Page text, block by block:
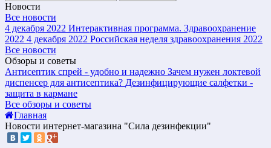
Новости
Все новости
4 декабря 2022 Интерактивная программа. Здравоохранение
2022 4 декабря 2022 Российская неделя здравоохранения 2022
Все новости
Обзоры и советы
Антисептик спрей - удобно и надежно Зачем нужен локтевой
диспенсер для антисептика? Дезинфицирующие салфетки -
защита в кармане
Все обзоры и советы
Главная
Новости интернет-магазина "Сила дезинфекции"